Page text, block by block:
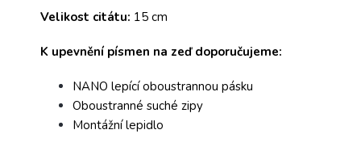
Velikost citátu: 15 cm
K upevnění písmen na zeď doporučujeme:
NANO lepící oboustrannou pásku
Oboustranné suché zipy
Montážní lepidlo